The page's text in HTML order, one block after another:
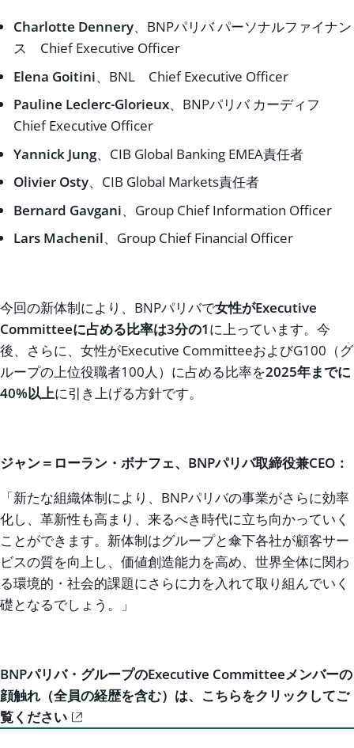
Charlotte Dennery、BNPパリバ パーソナルファイナン
ス Chief Executive Officer
Elena Goitini、BNL Chief Executive Officer
Pauline Leclerc-Glorieux、BNPパリバ カーディフ
Chief Executive Officer
Yannick Jung、CIB Global Banking EMEA責任者
Olivier Osty、CIB Global Markets責任者
Bernard Gavgani、Group Chief Information Officer
Lars Machenil、Group Chief Financial Officer
今回の新体制により、BNPパリバで女性がExecutive
Committeeに占める比率は3分の1に上っています。今
後、さらに、女性がExecutive CommitteeおよびG100（グ
ループの上位役職者100人）に占める比率を2025年までに
40%以上に引き上げる方針です。
ジャン＝ローラン・ボナフェ、 BNPパリバ取締役兼CEO：
「新たな組織体制により、BNPパリバの事業がさらに効率
化し、革新性も高まり、来るべき時代に立ち向かっていく
ことができます。新体制はグループと傘下各社が顧客サー
ビスの質を向上し、価値創造能力を高め、世界全体に関わ
る環境的・社会的課題にさらに力を入れて取り組んでいく
礎となるでしょう。」
BNPパリバ・グループのExecutive Committeeメンバーの
顔触れ（全員の経歴を含む）は、こちらをクリックしてご
覧ください